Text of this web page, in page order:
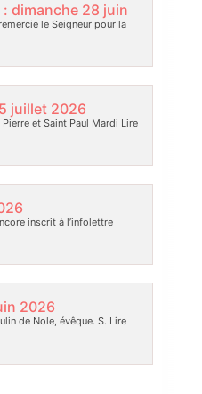
: dimanche 28 juin
le Seigneur pour la
juillet 2026
et Saint Paul Mardi Lire
inscrit à l’infolettre
2026
de Nole, évêque. S. Lire